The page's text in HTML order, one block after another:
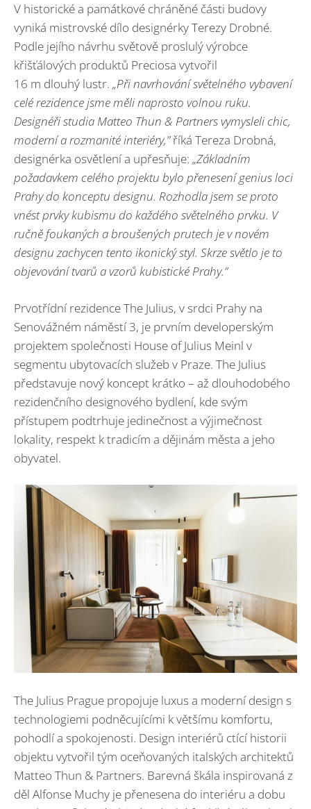
V historické a památkové chráněné části budovy
vyniká mistrovské dílo designérky Terezy Drobné.
Podle jejího návrhu světově proslulý výrobce
křišťálových produktů Preciosa vytvořil
16 m dlouhý lustr. „Při navrhování světelného vybavení
celé rezidence jsme měli naprosto volnou ruku.
Designéři studia Matteo Thun & Partners vymysleli chic,
moderní a rozmanité interiéry,”říká Tereza Drobná,
designérka osvětlení a upřesňuje: „Základním
požadavkem celého projektu bylo přenesení genius loci
Prahy do konceptu designu. Rozhodla jsem se proto
vnést prvky kubismu do každého světelného prvku. V
ručně foukaných a broušených prutech je v novém
designu zachycen tento ikonický styl. Skrze světlo je to
objevování tvarů a vzorů kubistické Prahy.”
Prvotřídní rezidence The Julius, v srdci Prahy na
Senovážném náměstí 3, je prvním developerským
projektem společnosti House of Julius Meinl v
segmentu ubytovacích služeb v Praze. The Julius
představuje nový koncept krátko – až dlouhodobého
rezidenčního designového bydlení, kde svým
přístupem podtrhuje jedinečnost a výjimečnost
lokality, respekt k tradicím a dějinám města a jeho
obyvatel.
The Julius Prague propojuje luxus a moderní design s
technologiemi podněcujícími k většímu komfortu,
pohodlí a spokojenosti. Design interiérů ctící historii
objektu vytvořil tým oceňovaných italských architektů
Matteo Thun & Partners. Barevná škála inspirovaná z
děl Alfonse Muchy je přenesena do interiéru a dobu